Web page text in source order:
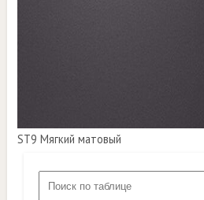
ST9 Мягкий матовый